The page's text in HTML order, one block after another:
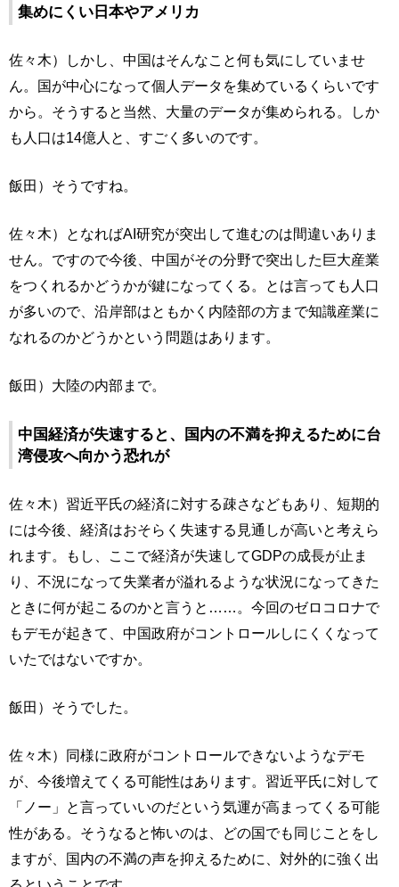
集めにくい日本やアメリカ
佐々木）しかし、中国はそんなこと何も気にしていませ
ん。国が中心になって個人データを集めているくらいです
から。そうすると当然、大量のデータが集められる。しか
も人口は14億人と、すごく多いのです。
飯田）そうですね。
佐々木）となればAI研究が突出して進むのは間違いありま
せん。ですので今後、中国がその分野で突出した巨大産業
をつくれるかどうかが鍵になってくる。とは言っても人口
が多いので、沿岸部はともかく内陸部の方まで知識産業に
なれるのかどうかという問題はあります。
飯田）大陸の内部まで。
中国経済が失速すると、国内の不満を抑えるために台
湾侵攻へ向かう恐れが
佐々木）習近平氏の経済に対する疎さなどもあり、短期的
には今後、経済はおそらく失速する見通しが高いと考えら
れます。もし、ここで経済が失速してGDPの成長が止ま
り、不況になって失業者が溢れるような状況になってきた
ときに何が起こるのかと言うと……。今回のゼロコロナで
もデモが起きて、中国政府がコントロールしにくくなって
いたではないですか。
飯田）そうでした。
佐々木）同様に政府がコントロールできないようなデモ
が、今後増えてくる可能性はあります。習近平氏に対して
「ノー」と言っていいのだという気運が高まってくる可能
性がある。そうなると怖いのは、どの国でも同じことをし
ますが、国内の不満の声を抑えるために、対外的に強く出